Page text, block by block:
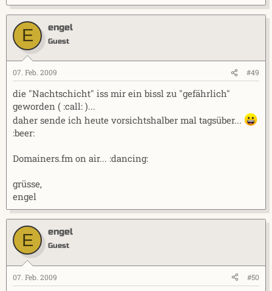
E engel
Guest
07. Feb. 2009 #49
die "Nachtschicht" iss mir ein bissl zu "gefährlich"
geworden ( :call: )...
daher sende ich heute vorsichtshalber mal tagsüber...
:beer:
Domainers.fm on air... :dancing:
grüsse,
engel
E engel
Guest
07. Feb. 2009 #50